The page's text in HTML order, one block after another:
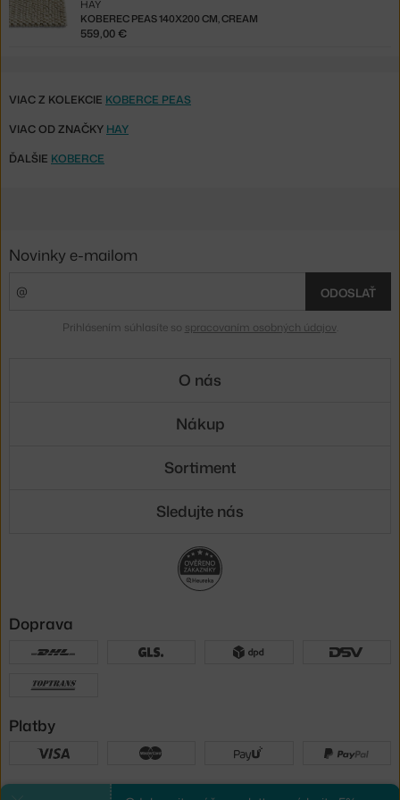
KOBEREC PEAS 140X200 CM, CREAM
HAY
559,00 €
VIAC Z KOLEKCIE KOBERCE PEAS
VIAC OD ZNAČKY HAY
ĎALŠIE KOBERCE
Novinky e-mailom
ODOSLAŤ
Prihlásením súhlasíte so spracovaním osobných údajov.
O nás
Nákup
Sortiment
Sledujte nás
Doprava
Platby
Sme tu pre vás